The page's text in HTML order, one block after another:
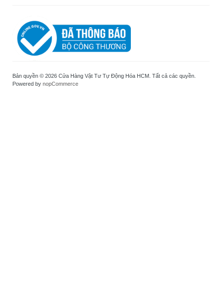
Bản quyền © 2026 Cửa Hàng Vật Tư Tự Động Hóa HCM. Tất cả các quyền.
Powered by nopCommerce